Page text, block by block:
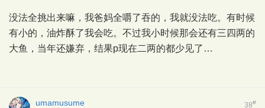
没法全挑出来嘛，我爸妈全嚼了吞的，我就没法吃。有时候
有小的，油炸酥了我会吃。不过我小时候那会还有三四两的
大鱼，当年还嫌弃，结果p现在二两的都少见了…
38#
umamusume